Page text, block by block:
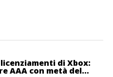
di Xbox:
AAA con metà del